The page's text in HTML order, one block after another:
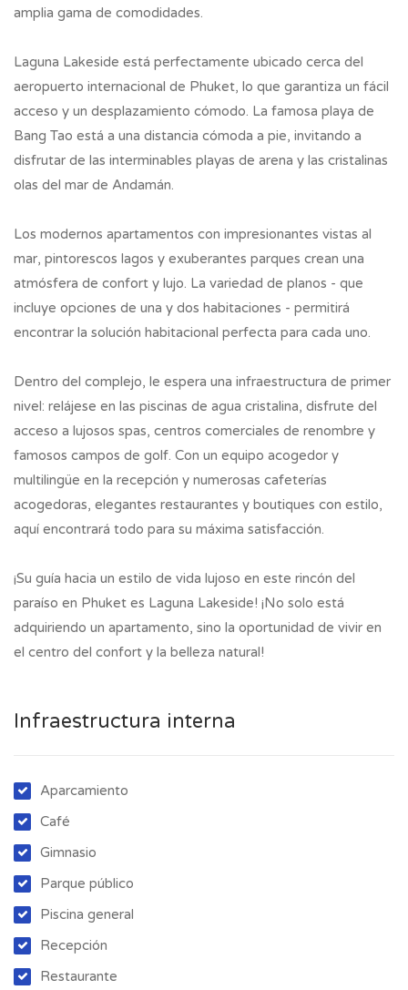
amplia gama de comodidades.
Laguna Lakeside está perfectamente ubicado cerca del
aeropuerto internacional de Phuket, lo que garantiza un fácil
acceso y un desplazamiento cómodo. La famosa playa de
Bang Tao está a una distancia cómoda a pie, invitando a
disfrutar de las interminables playas de arena y las cristalinas
olas del mar de Andamán.
Los modernos apartamentos con impresionantes vistas al
mar, pintorescos lagos y exuberantes parques crean una
atmósfera de confort y lujo. La variedad de planos - que
incluye opciones de una y dos habitaciones - permitirá
encontrar la solución habitacional perfecta para cada uno.
Dentro del complejo, le espera una infraestructura de primer
nivel: relájese en las piscinas de agua cristalina, disfrute del
acceso a lujosos spas, centros comerciales de renombre y
famosos campos de golf. Con un equipo acogedor y
multilingüe en la recepción y numerosas cafeterías
acogedoras, elegantes restaurantes y boutiques con estilo,
aquí encontrará todo para su máxima satisfacción.
¡Su guía hacia un estilo de vida lujoso en este rincón del
paraíso en Phuket es Laguna Lakeside! ¡No solo está
adquiriendo un apartamento, sino la oportunidad de vivir en
el centro del confort y la belleza natural!
Infraestructura interna
Aparcamiento
Café
Gimnasio
Parque público
Piscina general
Recepción
Restaurante